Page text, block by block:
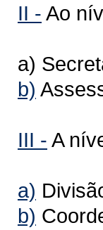
II - Ao
a)
b)
III - A
a)
b)